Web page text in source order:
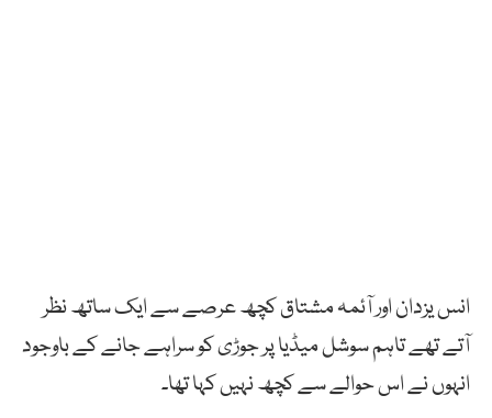
انس یزدان اور آئمہ مشتاق کچھ عرصے سے ایک ساتھ نظر
آتے تھے تاہم سوشل میڈیا پر جوڑی کو سراہے جانے کے باوجود
انہوں نے اس حوالے سے کچھ نہیں کہا تھا۔